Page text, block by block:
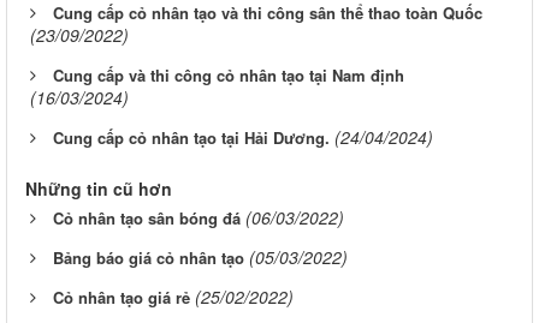
Cung cấp cỏ nhân tạo và thi công sân thể thao toàn Quốc
(23/09/2022)
Cung cấp và thi công cỏ nhân tạo tại Nam định
(16/03/2024)
Cung cấp cỏ nhân tạo tại Hải Dương. (24/04/2024)
Những tin cũ hơn
Cỏ nhân tạo sân bóng đá (06/03/2022)
Bảng báo giá cỏ nhân tạo (05/03/2022)
Cỏ nhân tạo giá rẻ (25/02/2022)